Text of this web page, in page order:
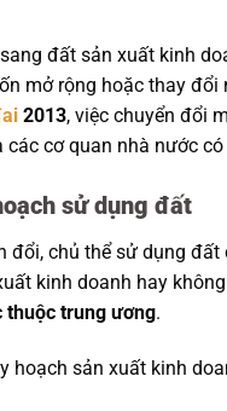
đất sản xuất kinh
mở rộng hoặc thay
2013, việc chuyển đổi
các cơ quan nhà nước
sử dụng đất
đổi, chủ thể sử dụng
kinh doanh hay
thuộc trung ương.
hoạch sản xuất kinh